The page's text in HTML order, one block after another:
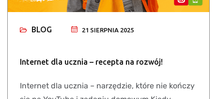
BLOG 21 SIERPNIA 2025
Internet dla ucznia – recepta na rozwój!
Internet dla ucznia – narzędzie, które nie kończy